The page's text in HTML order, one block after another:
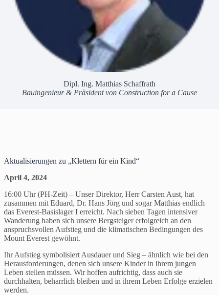
Dipl. Ing. Matthias Schaffrath
Bauingenieur & Präsident von Construction for a Cause
Aktualisierungen zu „Klettern für ein Kind“
April 4, 2024
16:00 Uhr (PH-Zeit) – Unser Direktor, Herr Carsten Aust, hat
zusammen mit Eduard, Dr. Hans Jörg und sogar Matthias endlich
das Everest-Basislager I erreicht. Nach sieben Tagen intensiver
Wanderung haben sich unsere Bergsteiger erfolgreich an den
anspruchsvollen Aufstieg und die klimatischen Bedingungen des
Mount Everest gewöhnt.
Ihr Aufstieg symbolisiert Ausdauer und Sieg – ähnlich wie bei den
Herausforderungen, denen sich unsere Kinder in ihrem jungen
Leben stellen müssen. Wir hoffen aufrichtig, dass auch sie
durchhalten, beharrlich bleiben und in ihrem Leben Erfolge erzielen
werden.